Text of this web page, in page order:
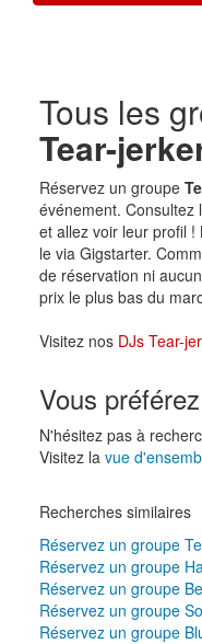
Tous les
Tear-
Réservez un groupe
événement. Consultez
et allez voir leur profil
le via Gigstarter.
de réservation ni
prix le plus bas du
Visitez nos DJs Tear-
Vous
N'hésitez pas à
Visitez la vue
Recherches similaires
Réservez un groupe
Réservez un groupe
Réservez un groupe
Réservez un groupe
Réservez un groupe